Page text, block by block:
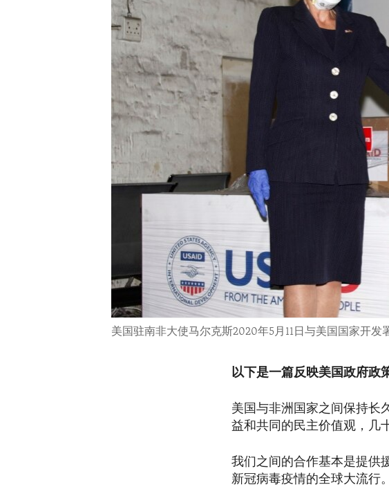
IDEALS AND INSTITUTIONS
美国驻南非大使马尔克斯2020年5月11日与美国国家开发
以下是一篇反映美国政府政
美国与非洲国家之间保持长
益和共同的民主价值观，几
我们之间的合作基本是提供
新冠病毒疫情的全球大流行